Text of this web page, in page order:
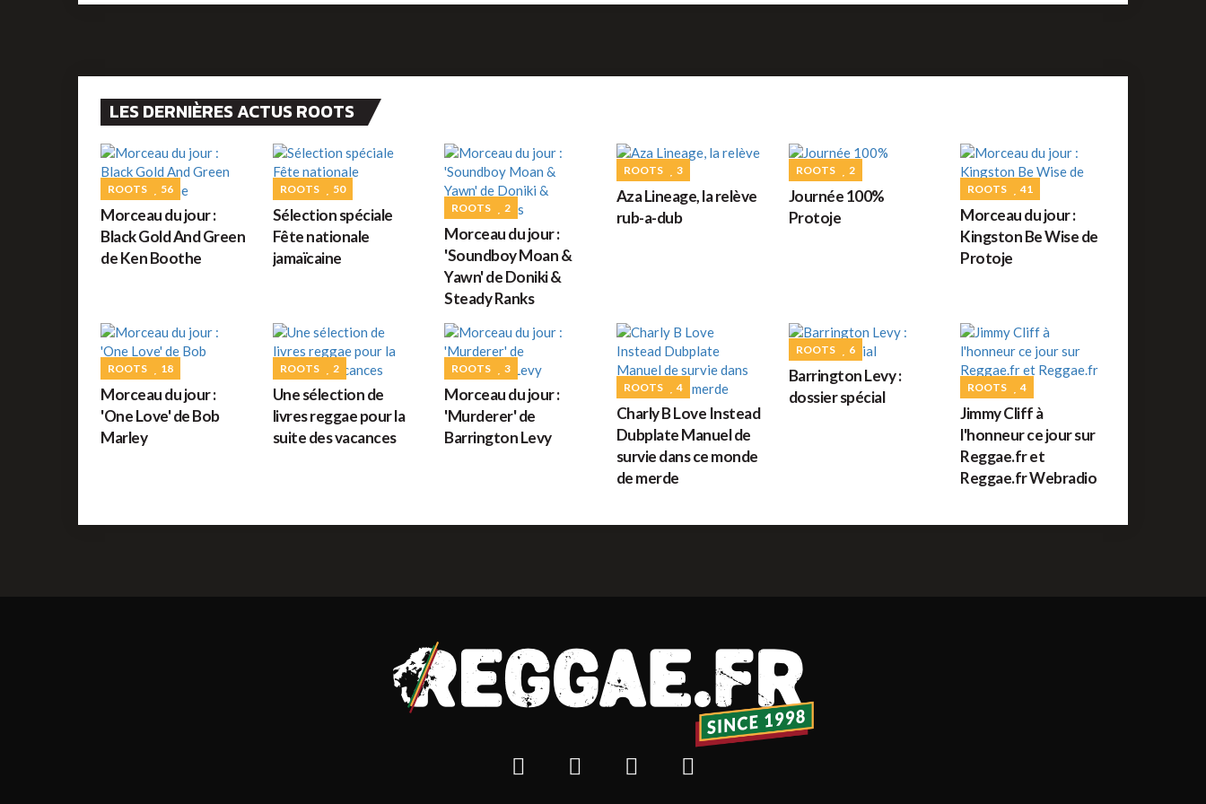
Guide des festivals reggae : JUILLET 2026
ROOTS 56
Hommage à Tonton David ce jour sur Reggae.fr
samedi
LES DERNIÈRES ACTUS ROOTS
ROOTS 56
Morceau du jour :
Black Gold And Green
de Ken Boothe
ROOTS 50
Sélection spéciale
Fête nationale
jamaïcaine
ROOTS 2
Morceau du jour :
'Soundboy Moan &
Yawn' de Doniki &
Steady Ranks
ROOTS 3
Aza Lineage, la relève
rub-a-dub
ROOTS 2
Journée 100%
Protoje
ROOTS 41
Morceau du jour :
Kingston Be Wise de
Protoje
ROOTS 18
Morceau du jour :
'One Love' de Bob
Marley
ROOTS 2
Une sélection de
livres reggae pour la
suite des vacances
ROOTS 3
Morceau du jour :
'Murderer' de
Barrington Levy
ROOTS 4
Charly B Love Instead
Dubplate Manuel de
survie dans ce monde
de merde
ROOTS 6
Barrington Levy :
dossier spécial
ROOTS 4
Jimmy Cliff à
l'honneur ce jour sur
Reggae.fr et
Reggae.fr Webradio